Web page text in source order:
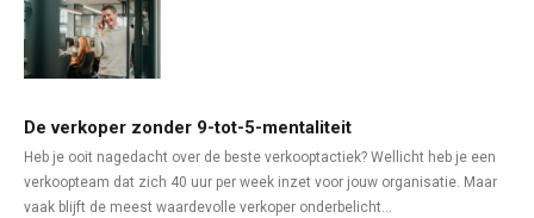
De verkoper zonder 9-tot-5-mentaliteit
Heb je ooit nagedacht over de beste verkooptactiek? Wellicht heb je een
verkoopteam dat zich 40 uur per week inzet voor jouw organisatie. Maar
vaak blijft de meest waardevolle verkoper onderbelicht…